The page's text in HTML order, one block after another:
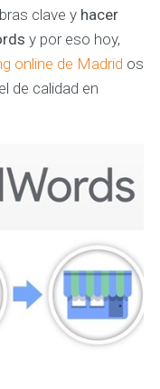
clave y hacer
y por eso hoy,
online de Madrid os
de calidad en